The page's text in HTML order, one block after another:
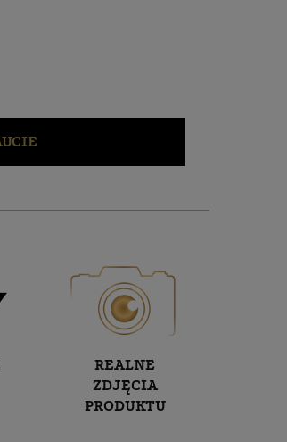
REALNE
ZDJĘCIA
PRODUKTU